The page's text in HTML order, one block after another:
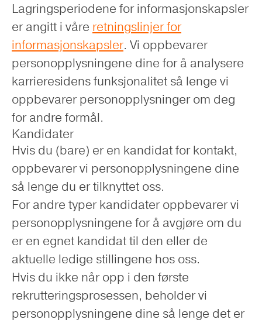
Lagringsperiodene for informasjonskapsler
er angitt i våre retningslinjer for
informasjonskapsler. Vi oppbevarer
personopplysningene dine for å analysere
karrieresidens funksjonalitet så lenge vi
oppbevarer personopplysninger om deg
for andre formål.
Kandidater
Hvis du (bare) er en kandidat for kontakt,
oppbevarer vi personopplysningene dine
så lenge du er tilknyttet oss.
For andre typer kandidater oppbevarer vi
personopplysningene for å avgjøre om du
er en egnet kandidat til den eller de
aktuelle ledige stillingene hos oss.
Hvis du ikke når opp i den første
rekrutteringsprosessen, beholder vi
personopplysningene dine så lenge det er